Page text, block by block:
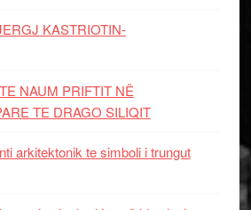
KASTRIOTIN-
NAUM PRIFTIT NË
TE DRAGO SILIQIT
arkitektonik te simboli i trungut